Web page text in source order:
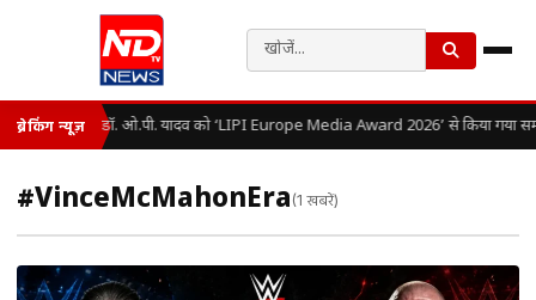
ब्रेकिंग न्यूज़ डॉ. ओ.पी. यादव को ‘LIPI Europe Media Award 2026’ से किया गया
#VinceMcMahonEra (1 खबरें)